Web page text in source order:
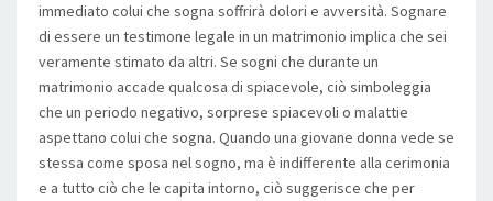
immediato colui che sogna soffrirà dolori e avversità. Sognare
di essere un testimone legale in un matrimonio implica che sei
veramente stimato da altri. Se sogni che durante un
matrimonio accade qualcosa di spiacevole, ciò simboleggia
che un periodo negativo, sorprese spiacevoli o malattie
aspettano colui che sogna. Quando una giovane donna vede se
stessa come sposa nel sogno, ma è indifferente alla cerimonia
e a tutto ciò che le capita intorno, ciò suggerisce che per